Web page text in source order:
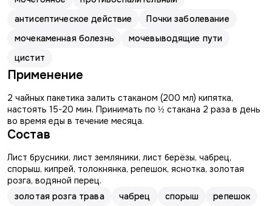
антисептическое действие
Почки заболевание
мочекаменная болезнь
мочевыводящие пути
цистит
Применение
2 чайных пакетика залить стаканом (200 мл) кипятка,
настоять 15-20 мин. Принимать по ½ стакана 2 раза в день
во время еды в течение месяца.
Состав
Лист брусники, лист земляники, лист берёзы, чабрец,
спорыш, кипрей, толокнянка, репешок, яснотка, золотая
розга, водяной перец.
золотая розга трава
чабрец спорыш
репешок